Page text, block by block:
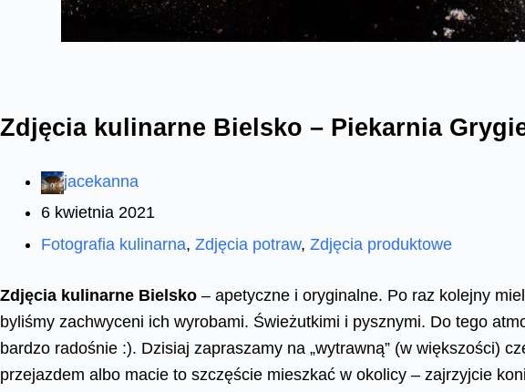
Zdjęcia kulinarne Bielsko – Piekarnia
jacekanna
6 kwietnia 2021
Fotografia kulinarna, Zdjęcia potraw, Zdjęcia produktowe
Zdjęcia kulinarne Bielsko – apetyczne i oryginalne. Po raz kolejny
byliśmy zachwyceni ich wyrobami. Świeżutkimi i pysznymi. Do tego
bardzo radośnie :). Dzisiaj zapraszamy na „wytrawną” (w większości)
przejazdem albo macie to szczęście mieszkać w okolicy – zajrzyjcie